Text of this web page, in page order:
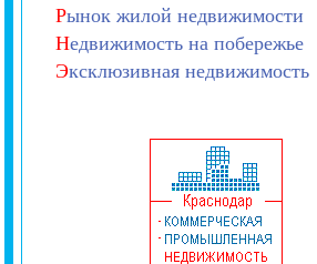
Рынок жилой недвижимости
Недвижимость на побережье
Эксклюзивная недвижимость